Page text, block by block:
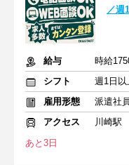
／週
給与
時給
シフト
週1日以
雇用形態
派遣社員
アクセス
川崎駅
あと3日